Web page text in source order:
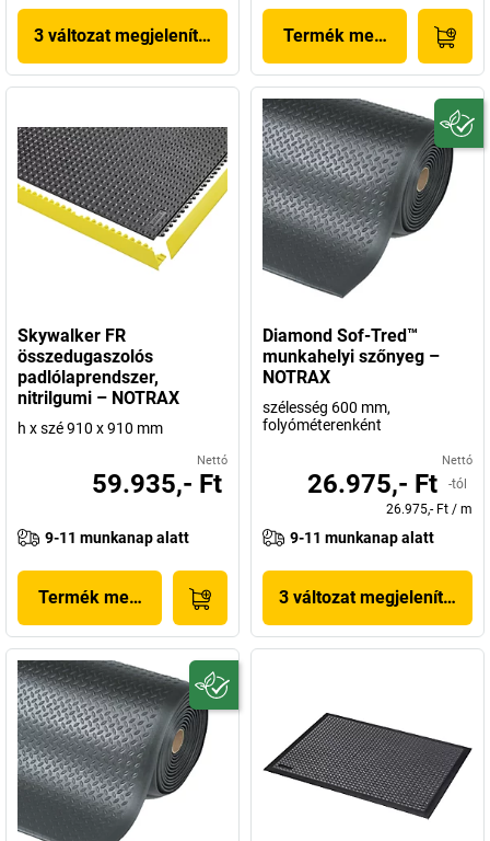
3 változat megjelenítése Termék megjelenítése
Skywalker FR
összedugaszolós
padlólaprendszer,
nitrilgumi – NOTRAX
h x szé 910 x 910 mm
Nettó
59.935,- Ft
9-11 munkanap alatt
Termék megjelenítése
Diamond Sof-Tred™
munkahelyi szőnyeg –
NOTRAX
szélesség 600 mm,
folyóméterenként
Nettó
26.975,- Ft
-tól
26.975,- Ft / m
9-11 munkanap alatt
3 változat megjelenítése